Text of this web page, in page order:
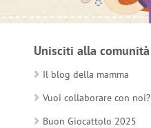
Unisciti alla comunità
Il blog della mamma
Vuoi collaborare con noi?
Buon Giocattolo 2025